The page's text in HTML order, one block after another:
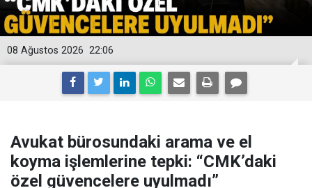
22:06
08 Ağustos 2026
Avukat bürosundaki arama ve el
koyma işlemlerine tepki: “CMK’daki
özel güvencelere uyulmadı”